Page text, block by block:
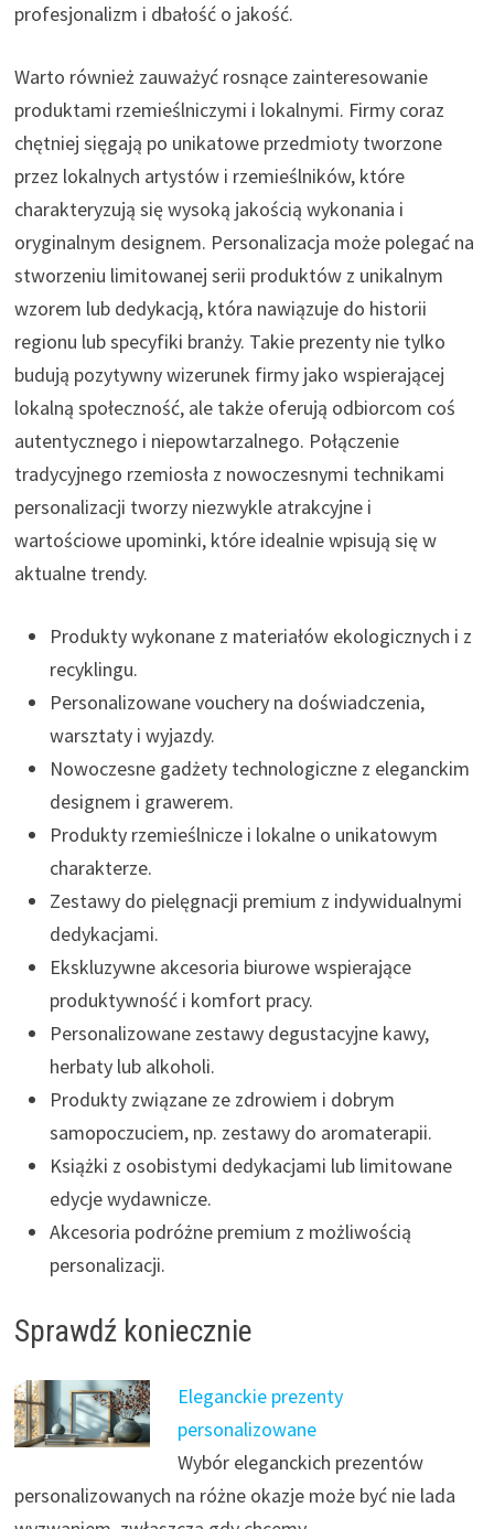
profesjonalizm i dbałość o jakość.
Warto również zauważyć rosnące zainteresowanie
produktami rzemieślniczymi i lokalnymi. Firmy coraz
chętniej sięgają po unikatowe przedmioty tworzone
przez lokalnych artystów i rzemieślników, które
charakteryzują się wysoką jakością wykonania i
oryginalnym designem. Personalizacja może polegać na
stworzeniu limitowanej serii produktów z unikalnym
wzorem lub dedykacją, która nawiązuje do historii
regionu lub specyfiki branży. Takie prezenty nie tylko
budują pozytywny wizerunek firmy jako wspierającej
lokalną społeczność, ale także oferują odbiorcom coś
autentycznego i niepowtarzalnego. Połączenie
tradycyjnego rzemiosła z nowoczesnymi technikami
personalizacji tworzy niezwykle atrakcyjne i
wartościowe upominki, które idealnie wpisują się w
aktualne trendy.
Produkty wykonane z materiałów ekologicznych i z
recyklingu.
Personalizowane vouchery na doświadczenia,
warsztaty i wyjazdy.
Nowoczesne gadżety technologiczne z eleganckim
designem i grawerem.
Produkty rzemieślnicze i lokalne o unikatowym
charakterze.
Zestawy do pielęgnacji premium z indywidualnymi
dedykacjami.
Ekskluzywne akcesoria biurowe wspierające
produktywność i komfort pracy.
Personalizowane zestawy degustacyjne kawy,
herbaty lub alkoholi.
Produkty związane ze zdrowiem i dobrym
samopoczuciem, np. zestawy do aromaterapii.
Książki z osobistymi dedykacjami lub limitowane
edycje wydawnicze.
Akcesoria podróżne premium z możliwością
personalizacji.
Sprawdź koniecznie
Eleganckie prezenty
personalizowane
Wybór eleganckich prezentów
personalizowanych na różne okazje może być nie lada